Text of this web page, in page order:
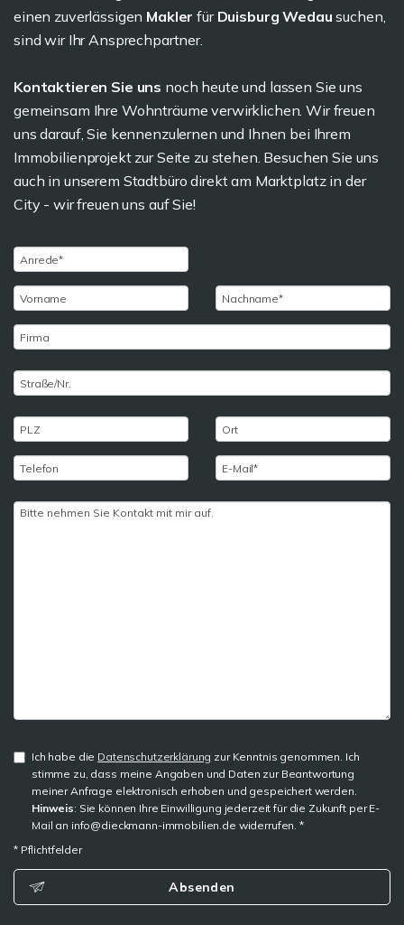
einen zuverlässigen Maklerfür Duisburg Wedausuchen,
sind wir Ihr Ansprechpartner.
Kontaktieren Sie uns noch heute und lassen Sie uns
gemeinsam Ihre Wohnträume verwirklichen. Wir freuen
uns darauf, Sie kennenzulernen und Ihnen bei Ihrem
Immobilienprojekt zur Seite zu stehen. Besuchen Sie uns
auch in unserem Stadtbüro direkt am Marktplatz in der
City - wir freuen uns auf Sie!
Ich habe die Datenschutzerklärung zur Kenntnis genommen. Ich
stimme zu, dass meine Angaben und Daten zur Beantwortung
meiner Anfrage elektronisch erhoben und gespeichert werden.
Hinweis: Sie können Ihre Einwilligung jederzeit für die Zukunft per E-
Mail an info@dieckmann-immobilien.de widerrufen. *
* Pflichtfelder
Absenden